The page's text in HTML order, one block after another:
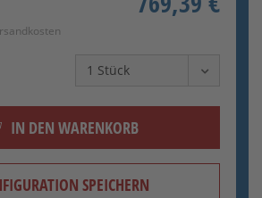
IN DEN WARENKORB
SPEICHERN